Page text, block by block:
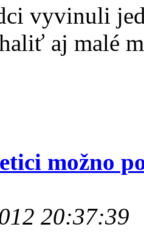
vyvinuli
aj malé
možno
20:37:39